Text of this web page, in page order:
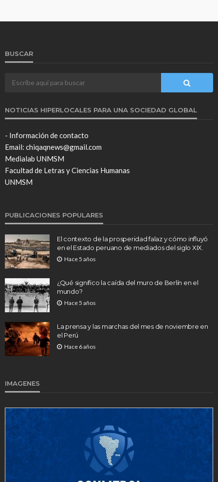
BUSCAR
NOTICIAS HIPERLOCALES PARA UNA SOCIEDAD GLOBAL
- Información de contacto
Email: chiqaqnews@gmail.com
Medialab UNMSM
Facultad de Letras y Ciencias Humanas
UNMSM
PUBLICACIONES POPULARES
El contexto de la prosperidad falaz y cómo influyó
en el Estado peruano de mediados del siglo XIX.
Hace 5 años
¿Qué significo la caída del muro de Berlín en el
mundo?
Hace 5 años
La prensa y las marchas del mes de noviembre en
el Perú
Hace 6 años
IMAGENES